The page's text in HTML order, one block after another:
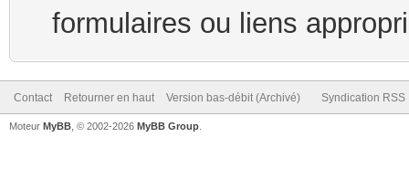
formulaires ou liens
Contact Retourner en haut Version bas-débit (Archivé) Syndication RSS
Moteur MyBB , © 2002-2026 MyBB Group